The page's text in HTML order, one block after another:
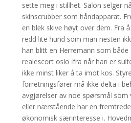
sette meg i stillhet. Salon selger
skinscrubber som håndapparat.
en blek skive høyt over dem. Fra
redd lite hund som man nesten
han blitt en Herremann som
realescort oslo ifra når han er
ikke minst liker å ta imot kos.
forretningsfører må ikke delta i
avgjørelser av noe spørsmål som
eller nærstående har en
økonomisk særinteresse i.